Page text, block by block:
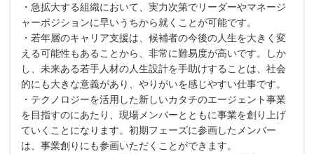
・急拡大する組織において、実力次第でリーダーやマネージ
ャーポジションに早いうちから就くことが可能です。
・若年層のキャリア支援は、候補者の今後の人生を大きく変
える可能性もあることから、非常に難易度が高いです。しか
し、未来ある若手人材の人生設計を手助けすることは、社会
的にも大きな意義があり、やりがいを感じやすい仕事です。
・テクノロジーを活用した新しいカタチのエージェント事業
を目指すのにあたり、現場メンバーとともに事業を創り上げ
ていくことになります。初期フェーズに参画したメンバー
は、事業創りにも参画いただくことができます。